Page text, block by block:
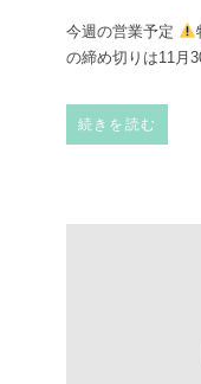
今週の営業予定
の締め切りは11月
続きを読む